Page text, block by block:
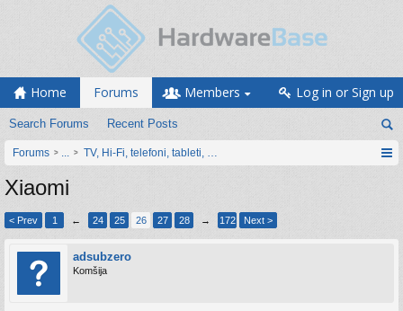
Home Forums
Search Forums Recent Posts
Members Log in or Sign up
Forums ... TV, Hi-Fi, telefoni, tableti, satovi, IoT oprema
Xiaomi
< Prev 1 ← 24 25 26 27 28 → 172 Next >
adsubzero
Komšija